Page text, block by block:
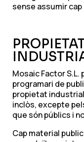
sense assumir
Mosaic Factor
programari de
propietat
inclòs, excepte
que són públics i
Cap material